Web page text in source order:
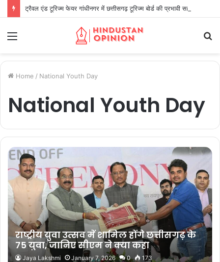
Home / National Youth Day
National Youth Day
राष्ट्रीय युवा उत्सव में शामिल होंगे छत्तीसगढ़ के
75 युवा, जानिए सीएम ने क्या कहा
Jaya Lakshmi January 7, 2026 0 173